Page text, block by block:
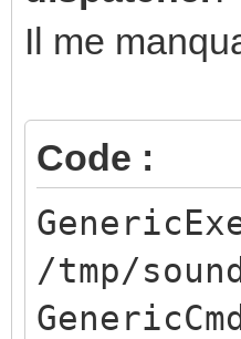
Il me
Code :
/tmp/